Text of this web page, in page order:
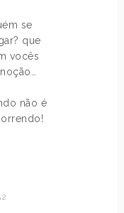
se
que
vocês
não é